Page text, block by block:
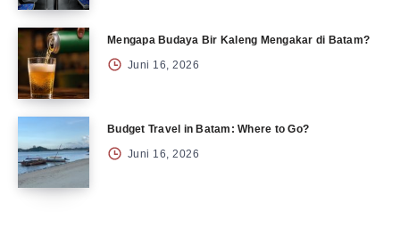
Mengapa Budaya Bir Kaleng Mengakar di Batam?
Juni 16, 2026
Budget Travel in Batam: Where to Go?
Juni 16, 2026